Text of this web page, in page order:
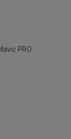
PRO